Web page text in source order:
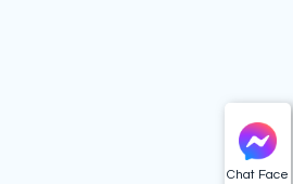
Chat Face